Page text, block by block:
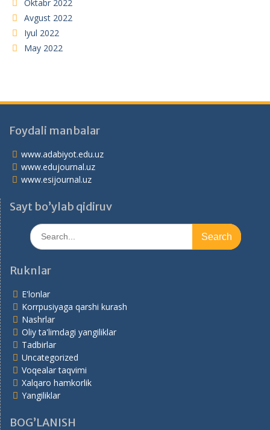
Oktabr 2022
Avgust 2022
Iyul 2022
May 2022
Foydali manbalar
www.adabiyot.edu.uz
www.edujournal.uz
www.esijournal.uz
Sayt bo’ylab qidiruv
Search
for:
Ruknlar
E'lonlar
Korrpusiyaga qarshi kurash
Nashrlar
Oliy ta'limdagi yangiliklar
Tadbirlar
Uncategorized
Voqealar taqvimi
Xalqaro hamkorlik
Yangiliklar
BOG’LANISH